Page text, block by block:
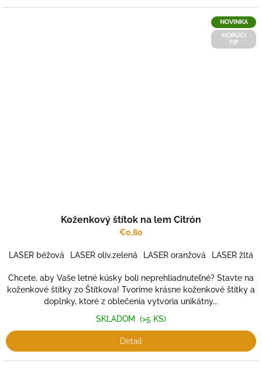
NOVINKA
HORÚCI
TIP
Koženkový štítok na lem Citrón
€0,80
LASER béžová LASER oliv.zelená LASER oranžová LASER žltá
Chcete, aby Vaše letné kúsky boli neprehliadnuteľné? Stavte na
koženkové štítky zo Štítkova! Tvoríme krásne koženkové štítky a
doplnky, ktoré z oblečenia vytvoria unikátny...
SKLADOM (>5 KS)
Detail